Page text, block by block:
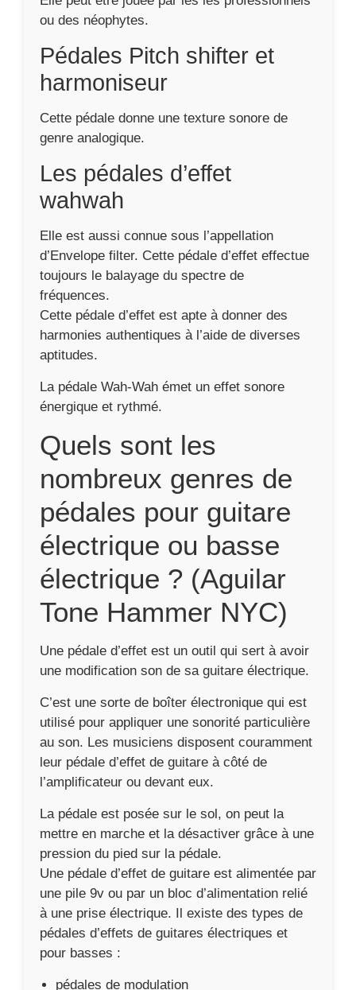
d’Envelope filter. Cette pédale d’effet effectue
toujours le balayage du spectre de
fréquences.
Cette pédale d’effet est apte à donner des
harmonies authentiques à l’aide de diverses
aptitudes.
La pédale Wah-Wah émet un effet sonore
énergique et rythmé.
Quels sont les
nombreux genres de
pédales pour guitare
électrique ou basse
électrique ? (Aguilar
Tone Hammer NYC)
Une pédale d’effet est un outil qui sert à avoir
C’est une sorte de boîter électronique qui est
utilisé pour appliquer une sonorité particulière
au son. Les musiciens disposent couramment
leur pédale d’effet de guitare à côté de
l’amplificateur ou devant eux.
La pédale est posée sur le sol, on peut la
mettre en marche et la désactiver grâce à une
pression du pied sur la pédale.
Une pédale d’effet de guitare est alimentée par
une pile 9v ou par un bloc d’alimentation relié
à une prise électrique. Il existe des types de
pour basses :
pédales de modulation
Pédales de saturation
pédales de delays
Voir tous les avis de la pédale
Aguilar Tone Hammer NYC